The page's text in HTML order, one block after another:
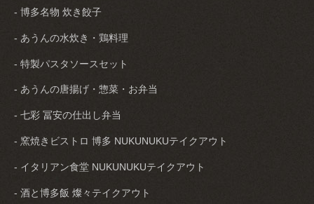
- 博多名物 炊き餃子
- あうんの水炊き・鶏料理
- 特製パスタソースセット
- あうんの唐揚げ・惣菜・お弁当
- 七彩 冨安の仕出し弁当
- 窯焼きビストロ 博多 NUKUNUKUテイクアウト
- イタリアン食堂 NUKUNUKUテイクアウト
- 酒と博多飯 燦々テイクアウト